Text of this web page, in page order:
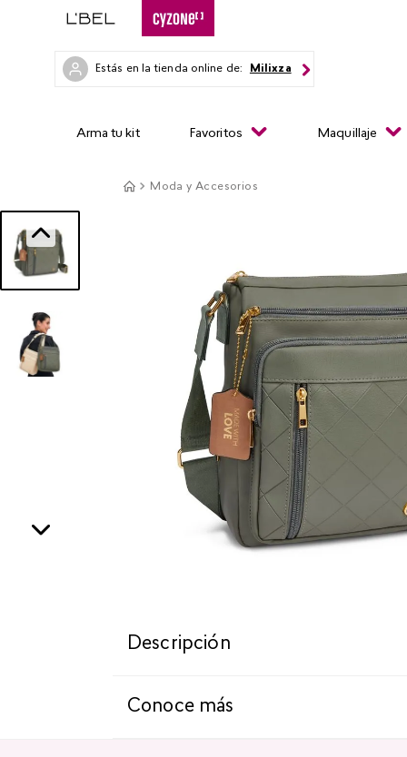
Estás en la tienda online de: Milixza
Arma tu kit Favoritos Maquillaje
Moda y Accesorios
Descripción
Conoce más